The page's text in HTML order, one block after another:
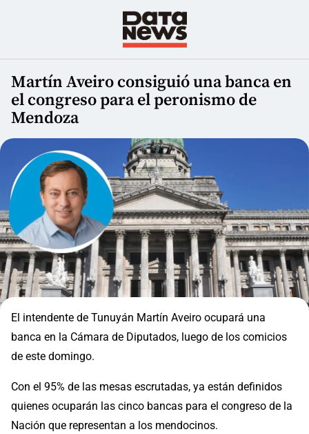
Martín Aveiro consiguió una banca en
el congreso para el peronismo de
Mendoza
El intendente de Tunuyán Martín Aveiro ocupará una
banca en la Cámara de Diputados, luego de los comicios
de este domingo.
Con el 95% de las mesas escrutadas, ya están definidos
quienes ocuparán las cinco bancas para el congreso de la
Nación que representan a los mendocinos.